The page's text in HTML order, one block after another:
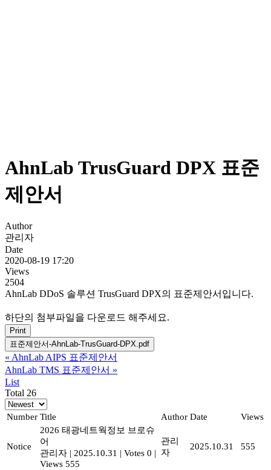
AhnLab TrusGuard DPX 표준
제안서
Author
관리자
Date
2020-08-19 17:20
Views
2504
AhnLab DDoS 솔루션 TrusGuard DPX의 표준제안서입니다.
하단의 첨부파일을 다운로드 해주세요.
Print
표준제안서-AhnLab-TrusGuard-DPX.pdf
« AhnLab AIPS 표준제안서
AhnLab TMS 표준제안서 »
List
Total 26
Number Title Author Date Views
Notice
2026 태광네트웍정보 브로슈
어
관리자 | 2025.10.31 | Votes 0 |
Views 555
관리
자
2025.10.31 555